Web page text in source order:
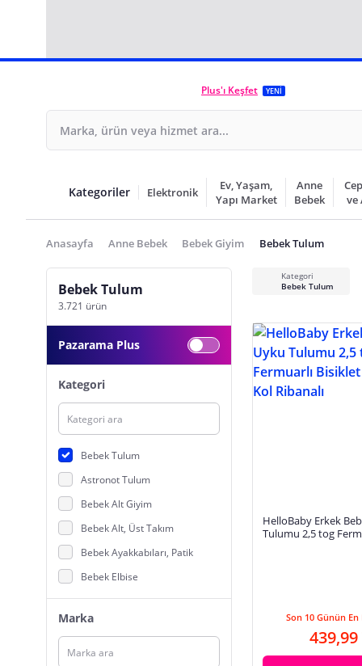
Plus'ı Keşfet YENİ
Kategoriler Elektronik
Ev, Yaşam,
Yapı Market
Anne
Bebek
ve
Anasayfa Anne Bebek Bebek Giyim Bebek Tulum
Bebek Tulum
3.721 ürün
Pazarama Plus
Kategori
Bebek Tulum
Astronot Tulum
Bebek Alt Giyim
Bebek Alt, Üst Takım
Bebek Ayakkabıları, Patik
Bebek Elbise
Bebek Eşofman
Bebek İç Giyim
Bebek Kravat, Papyon
Marka
Kategori
Bebek Tulum
HelloBaby Erkek
Tulumu 2,5 tog
Son 10 Günün En
439,99